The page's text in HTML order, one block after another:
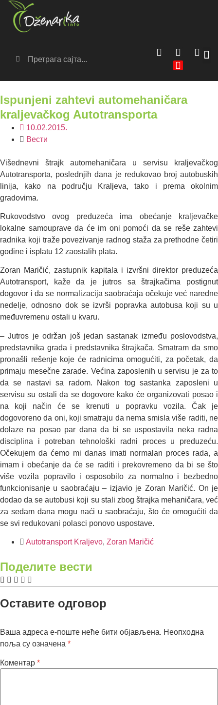
Ispunjeni zahtevi automehaničara
kraljevačkog Autotransporta
10.02.2015.
Вести
Višednevni štrajk automehaničara u servisu kraljevačkog
Autotransporta, poslednjih dana je redukovao broj autobuskih
linija, kako na području Kraljeva, tako i prema okolnim
gradovima.
Rukovodstvo ovog preduzeća ima obećanje kraljevačke
lokalne samouprave da će im oni pomoći da se reše zahtevi
radnika koji traže povezivanje radnog staža za prethodne četiri
godine i isplatu 12 zaostalih plata.
Zoran Maričić, zastupnik kapitala i izvršni direktor preduzeća
Autotransport, kaže da je jutros sa štrajkačima postignut
dogovor i da se normalizacija saobraćaja očekuje već naredne
nedelje, odnosno dok se izvrši popravka autobusa koji su u
međuvremenu ostali u kvaru.
– Jutros je održan još jedan sastanak između poslovodstva,
predstavnika grada i predstavnika štrajkača. Smatram da smo
pronašli rešenje koje će radnicima omogućiti, za početak, da
primaju mesečne zarade. Većina zaposlenih u servisu je za to
da se nastavi sa radom. Nakon tog sastanka zaposleni u
servisu su ostali da se dogovore kako će organizovati posao i
na koji način će se krenuti u popravku vozila. Čak je
dogovoreno da oni, koji smatraju da nema smisla više raditi, ne
dolaze na posao par dana da bi se uspostavila neka radna
disciplina i potreban tehnološki radni proces u preduzeću.
Očekujem da ćemo mi danas imati normalan proces rada, a
imam i obećanje da će se raditi i prekovremeno da bi se što
više vozila popravilo i osposobilo za normalno i bezbedno
funkcionisanje u saobraćaju – izjavio je Zoran Maričić. On je
dodao da se autobusi koji su stali zbog štrajka mehaničara, već
za sedam dana mogu naći u saobraćaju, što će omogućiti da
se svi redukovani polasci ponovo uspostave.
Autotransport Kraljevo, Zoran Maričić
Поделите вести
Оставите одговор
Ваша адреса е-поште неће бити објављена. Неопходна
поља су означена *
Коментар *